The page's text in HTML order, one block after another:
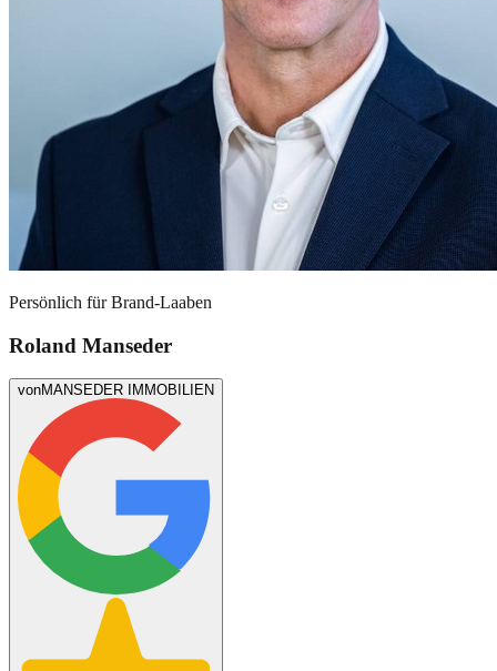
Persönlich fürBrand-Laaben
Roland Manseder
vonMANSEDER IMMOBILIEN